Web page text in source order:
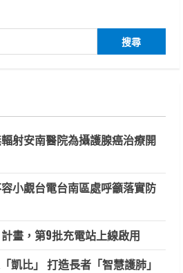
輻射安南醫院為攝護腺癌治療開
容小覷台電台南區處呼籲落實防
畫，第9批充電站上線啟用
凱比」 打造長者「智慧護肺」